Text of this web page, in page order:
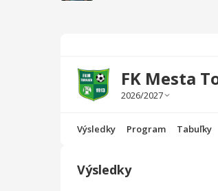
FK Mesta
Výsledky Program Tabuľky
Výsledky